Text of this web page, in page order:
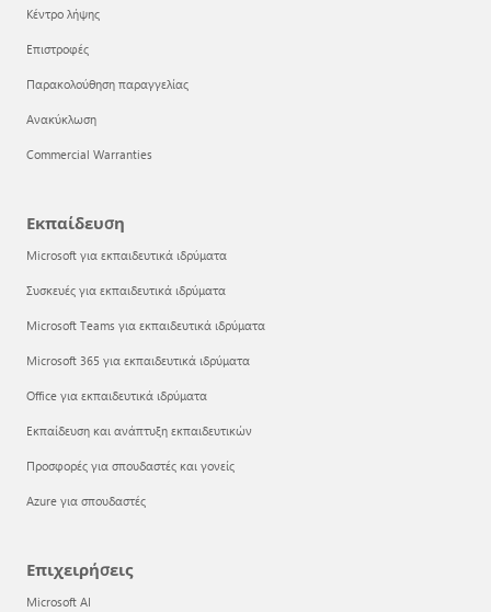
Κέντρο λήψης
Επιστροφές
Παρακολούθηση παραγγελίας
Ανακύκλωση
Commercial Warranties
Εκπαίδευση
Microsoft για εκπαιδευτικά ιδρύματα
Συσκευές για εκπαιδευτικά ιδρύματα
Microsoft Teams για εκπαιδευτικά ιδρύματα
Microsoft 365 για εκπαιδευτικά ιδρύματα
Office για εκπαιδευτικά ιδρύματα
Εκπαίδευση και ανάπτυξη εκπαιδευτικών
Προσφορές για σπουδαστές και γονείς
Azure για σπουδαστές
Επιχειρήσεις
Microsoft AI